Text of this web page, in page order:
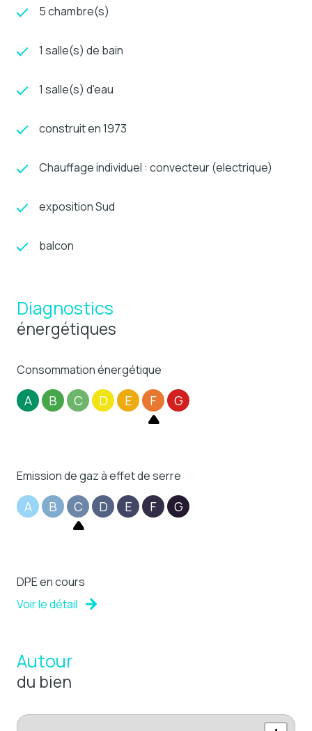
5 chambre(s)
1 salle(s) de bain
1 salle(s) d'eau
construit en 1973
Chauffage individuel : convecteur (electrique)
exposition Sud
balcon
Diagnostics
énergétiques
Consommation énergétique
A B C D E F G
Emission de gaz à effet de serre
A B C D E F G
DPE en cours
Voir le détail
Autour
du bien